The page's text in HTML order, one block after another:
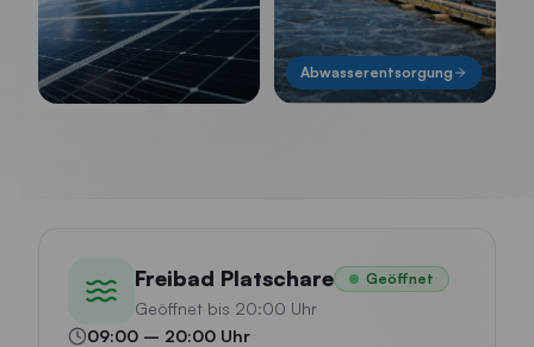
Abwasserentsorgung
Freibad Platschare Geöffnet
Geöffnet bis 20:00 Uhr
09:00 – 20:00 Uhr